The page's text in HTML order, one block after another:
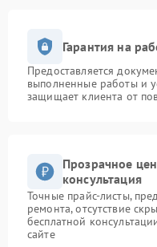
Гарантия на
Предоставляется
выполненные работы и
защищает клиента от
Прозрачное
консультация
Точные прайс-листы,
ремонта, отсутствие
бесплатной
сайте